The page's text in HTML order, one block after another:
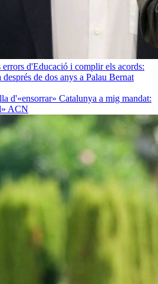
errors d'Educació i complir els acords:
de dos anys a Palau Bernat
d'«ensorrar» Catalunya a mig mandat:
ACN